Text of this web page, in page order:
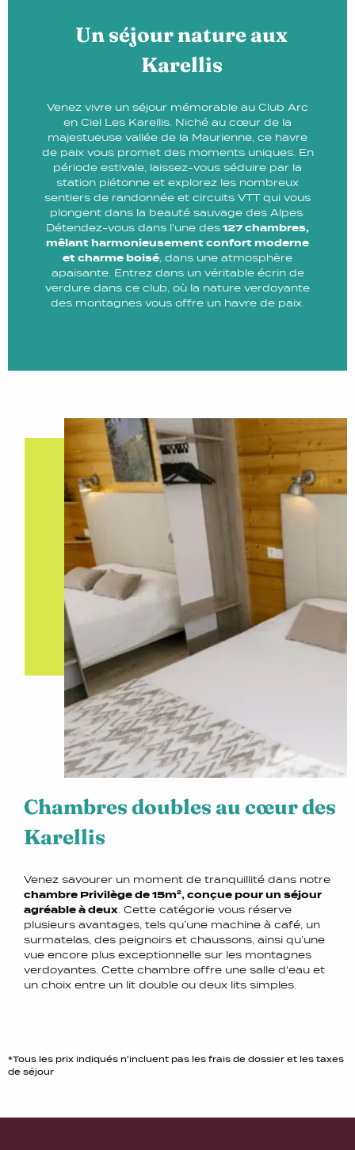
Un séjour nature aux
Karellis
Venez vivre un séjour mémorable au Club Arc
en Ciel Les Karellis. Niché au cœur de la
majestueuse vallée de la Maurienne, ce havre
de paix vous promet des moments uniques. En
période estivale, laissez-vous séduire par la
station piétonne et explorez les nombreux
sentiers de randonnée et circuits VTT qui vous
plongent dans la beauté sauvage des Alpes.
Détendez-vous dans l'une des 127 chambres,
mêlant harmonieusement confort moderne
et charme boisé , dans une atmosphère
apaisante. Entrez dans un véritable écrin de
verdure dans ce club, où la nature verdoyante
des montagnes vous offre un havre de paix.
Chambres doubles au cœur des
Karellis
Venez savourer un moment de tranquillité dans notre
chambre Privilège de 15m², conçue pour un séjour
agréable à deux. Cette catégorie vous réserve
plusieurs avantages, tels qu’une machine à café, un
surmatelas, des peignoirs et chaussons, ainsi qu’une
vue encore plus exceptionnelle sur les montagnes
verdoyantes. Cette chambre offre une salle d'eau et
un choix entre un lit double ou deux lits simples.
*Tous les prix indiqués n'incluent pas les frais de dossier et les taxes
de séjour